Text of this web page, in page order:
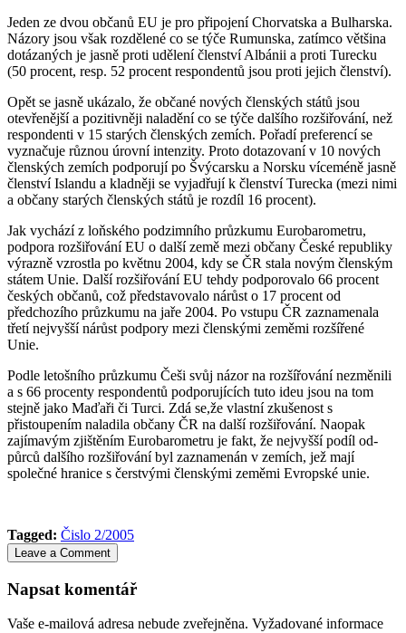
Jeden ze dvou občanů EU je pro připojení Chorvatska a Bulharska.
Názory jsou však rozdělené co se týče Rumunska, zatímco většina
dotázaných je jasně proti udělení členství Albánii a proti Turecku
(50 procent, resp. 52 procent respondentů jsou proti jejich členství).
Opět se jasně ukázalo, že občané no­vých členských států jsou
otevřenější a po­zi­tivněji naladění co se týče dalšího roz­šiřování, než
respondenti v 15 starých členských zemích. Pořadí preferencí se
vyznačuje různou úrovní intenzity. Proto dotazovaní v 10 nových
členských ze­mích podporují po Švýcarsku a Norsku ví­ce­méně jasně
členství Islandu a kladněji se vyjadřují k členství Turecka (mezi nimi
a občany starých členských států je rozdíl 16 procent).
Jak vychází z loňského podzimního průzkumu Eurobarometru,
podpora rozšiřování EU o další země mezi občany České republiky
výrazně vzrostla po květnu 2004, kdy se ČR stala novým členským
státem Unie. Další rozšiřování EU tehdy podpo­ro­valo 66 procent
českých občanů, což před­stavovalo nárůst o 17 procent od
předchozího průzkumu na jaře 2004. Po vstupu ČR zaznamenala
třetí nejvyšší ná­růst podpory mezi členskými zeměmi rozšířené
Unie.
Podle letošního průzkumu Češi svůj názor na rozšířování nezměnili
a s 66 procenty respondentů pod­porujících tuto ideu jsou na tom
stejně jako Maďaři či Turci. Zdá se,že vlastní zkušenost s
přistoupením na­la­dila občany ČR na další rozšiřování. Naopak
zajímavým zjiš­­tě­ním Euro­ba­ro­metru je fakt, že nejvyšší podíl od­
půrců dalšího rozšiřování byl zaznamenán v ze­mích, jež mají
společné hranice s čer­st­vými člen­skými zeměmi Evropské unie.
Tagged: Čislo 2/2005
Leave a Comment
Napsat komentář
Vaše e-mailová adresa nebude zveřejněna. Vyžadované informace